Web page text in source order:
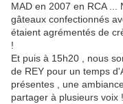
MAD en 2007 en RCA ...
gâteaux confectionnés
étaient agrémentés de
!
Et puis à 15h20 , nous
de REY pour un temps
présentes , une
partager à plusieurs voix